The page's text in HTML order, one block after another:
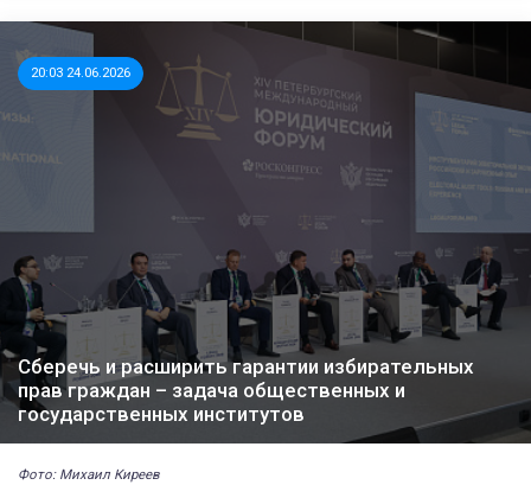
20:03 24.06.2026
Сберечь и расширить гарантии избирательных
прав граждан – задача общественных и
государственных институтов
Фото: Михаил Киреев